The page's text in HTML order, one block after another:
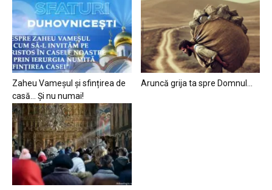
Zaheu Vameșul și sfințirea de
casă… Și nu numai!
Aruncă grija ta spre Domnul…